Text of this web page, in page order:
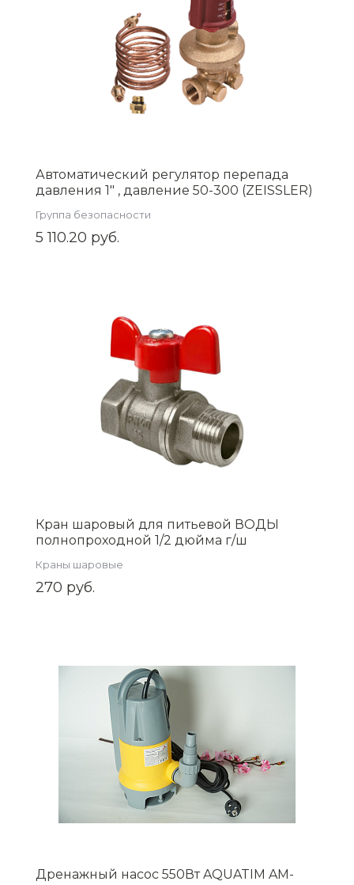
Автоматический регулятор перепада
давления 1" , давление 50-300 (ZEISSLER)
Группа безопасности
5 110.20 руб.
Кран шаровый для питьевой ВОДЫ
полнопроходной 1/2 дюйма г/ш
Краны шаровые
270 руб.
Дренажный насос 550Вт AQUATIM AM-